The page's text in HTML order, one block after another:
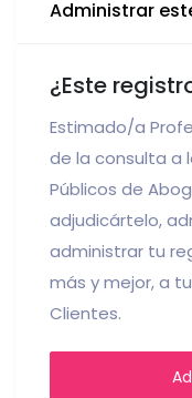
Administrar
¿Este
Estimado/a
de la consulta a
Públicos de
adjudicártelo,
administrar tu
más y mejor, a
Clientes.